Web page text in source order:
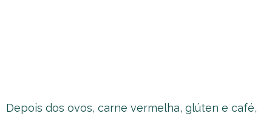
Depois dos ovos, carne vermelha, glúten e café,